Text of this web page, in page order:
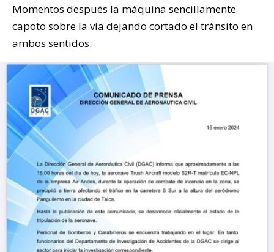
Momentos después la máquina sencillamente
capoto sobre la vía dejando cortado el tránsito en
ambos sentidos.